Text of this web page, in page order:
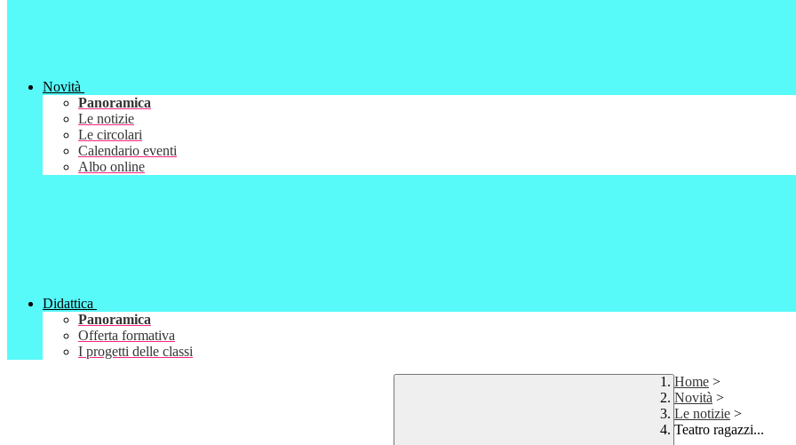
Novità
Panoramica
Le notizie
Le circolari
Calendario eventi
Albo online
Didattica
Panoramica
Offerta formativa
I progetti delle classi
Home >
Novità >
Le notizie >
Teatro ragazzi...